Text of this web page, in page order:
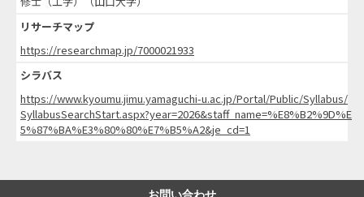
リサーチマップ
https://researchmap.jp/7000021933
シラバス
https://www.kyoumu.jimu.yamaguchi-u.ac.jp/Portal/Public/Syllabus/
SyllabusSearchStart.aspx?year=2026&staff_name=%E8%B2%9D%E
5%87%BA%E3%80%80%E7%B5%A2&je_cd=1